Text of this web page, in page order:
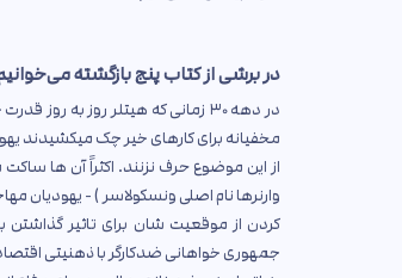
در برشی از کتاب پنج بازگشته
در دهه ۳۰ زمانی که هیتلر روز
مخفیانه برای کارهای خیر چک میکشیدند
از این موضوع حرف نزنند. اکثراً آن ها
وارنرها نام اصلی ونسکولاسر ) - یهودیان
کردن از موقعیت شان برای تاثیر گذاشتن
جمهوری خواهانی ضدکارگر با ذهنیتی